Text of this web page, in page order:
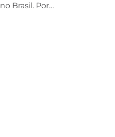
Brasil. Por…